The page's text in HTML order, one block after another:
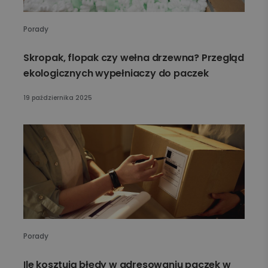
Porady
Skropak, flopak czy wełna drzewna? Przegląd
ekologicznych wypełniaczy do paczek
19 października 2025
Porady
Ile kosztują błędy w adresowaniu paczek w